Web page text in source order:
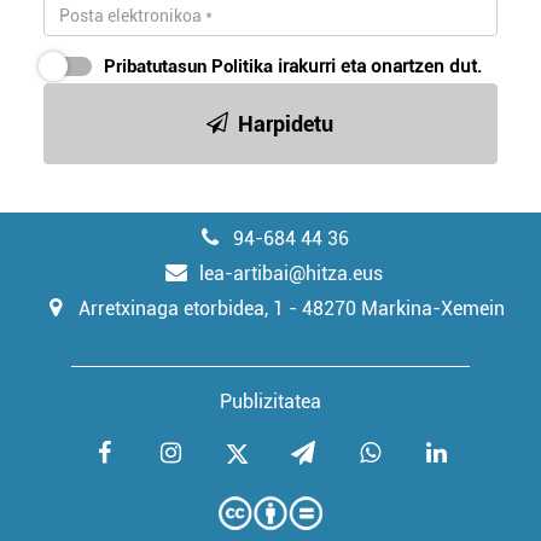
Pribatutasun Politika irakurri eta onartzen dut.
Harpidetu
94-684 44 36
lea-artibai@hitza.eus
Arretxinaga etorbidea, 1 - 48270 Markina-Xemein
Publizitatea